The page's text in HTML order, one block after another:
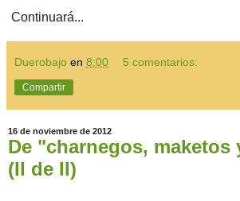
Continuará...
Duerobajo en 8:00 5 comentarios:
Compartir
16 de noviembre de 2012
De "charnegos, maketos
(II de II)